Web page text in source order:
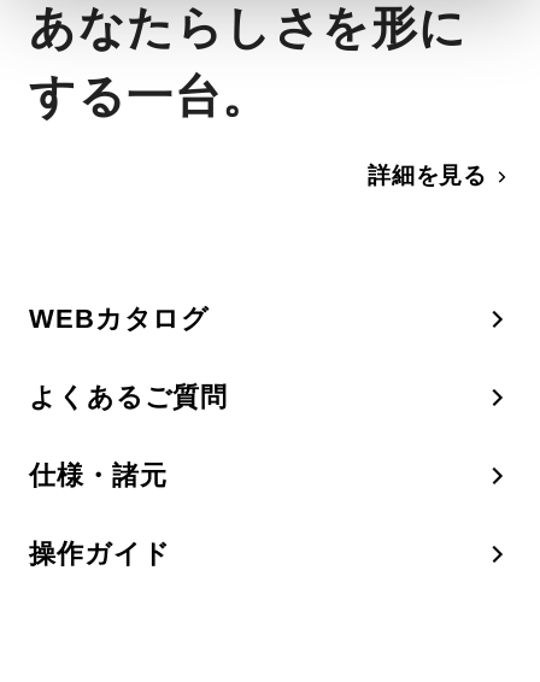
あなたらしさを形に
する一台。
詳細を見る
WEBカタログ
よくあるご質問
仕様・諸元
操作ガイド